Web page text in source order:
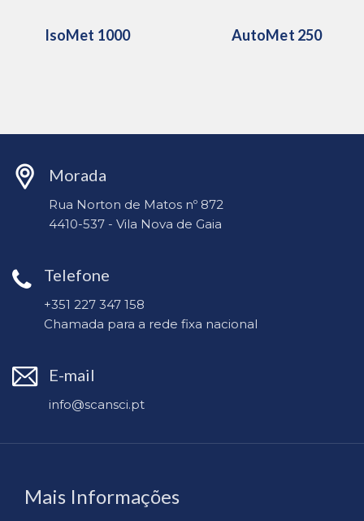
IsoMet 1000 AutoMet 250
Morada
Rua Norton de Matos nº 872
4410-537 - Vila Nova de Gaia
Telefone
+351 227 347 158
Chamada para a rede fixa nacional
E-mail
info@scansci.pt
Mais Informações